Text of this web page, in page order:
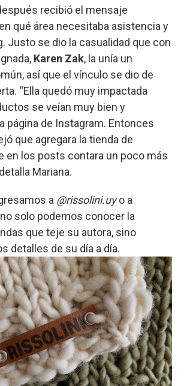
recibió el mensaje
qué área necesitaba asistencia y
Justo se dio la casualidad que con
Karen Zak, la unía un
así que el vínculo se dio de
“Ella quedó muy impactada
se veían muy bien y
página de Instagram. Entonces
que agregara la tienda de
en los posts contara un poco más
Mariana.
a @rissolini.uyo a
solo podemos conocer la
que teje su autora, sino
detalles de su día a día.